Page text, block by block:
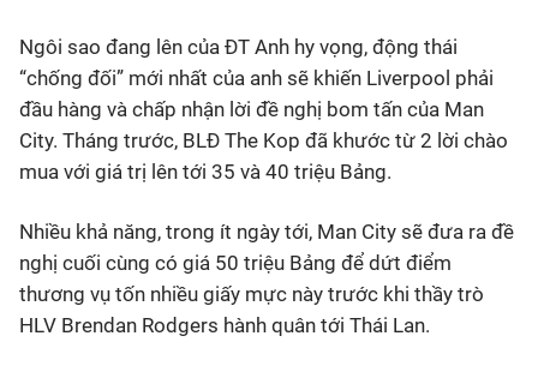
Các môn khác
VIDEO
Ngôi sao đang lên của ĐT Anh hy vọng, động thái
“chống đối” mới nhất của anh sẽ khiến Liverpool phải
đầu hàng và chấp nhận lời đề nghị bom tấn của Man
City. Tháng trước, BLĐ The Kop đã khước từ 2 lời chào
mua với giá trị lên tới 35 và 40 triệu Bảng.
Nhiều khả năng, trong ít ngày tới, Man City sẽ đưa ra đề
nghị cuối cùng có giá 50 triệu Bảng để dứt điểm
thương vụ tốn nhiều giấy mực này trước khi thầy trò
HLV Brendan Rodgers hành quân tới Thái Lan.